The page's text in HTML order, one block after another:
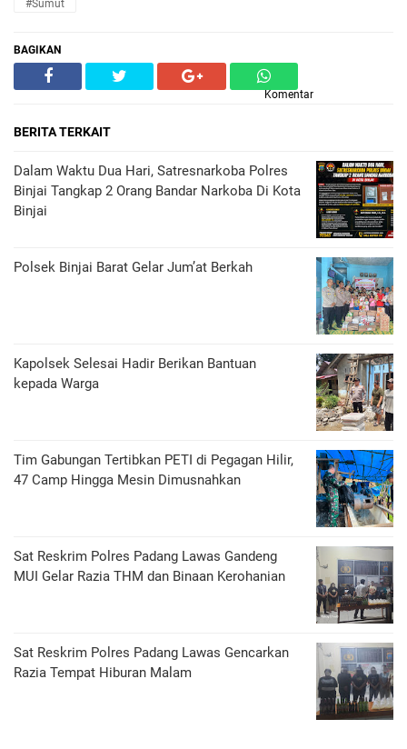
#Sumut
BAGIKAN
Komentar
BERITA TERKAIT
Dalam Waktu Dua Hari, Satresnarkoba Polres
Binjai Tangkap 2 Orang Bandar Narkoba Di Kota
Binjai
Polsek Binjai Barat Gelar Jum’at Berkah
Kapolsek Selesai Hadir Berikan Bantuan
kepada Warga
Tim Gabungan Tertibkan PETI di Pegagan Hilir,
47 Camp Hingga Mesin Dimusnahkan
Sat Reskrim Polres Padang Lawas Gandeng
MUI Gelar Razia THM dan Binaan Kerohanian
Sat Reskrim Polres Padang Lawas Gencarkan
Razia Tempat Hiburan Malam